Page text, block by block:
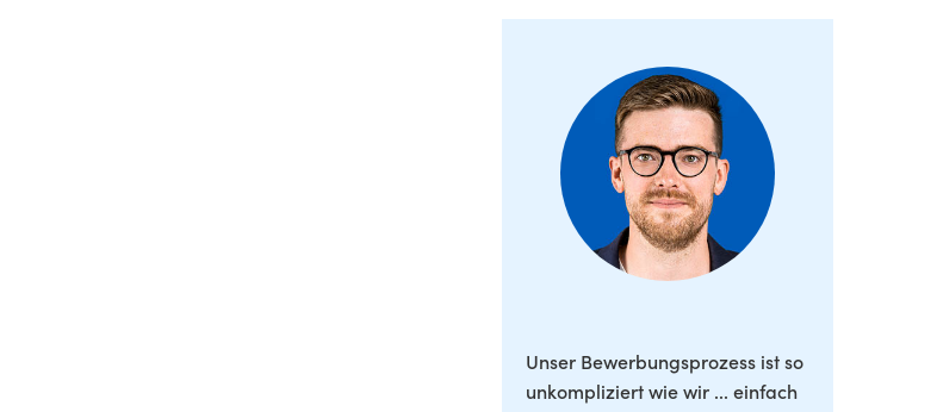
Unser Bewerbungsprozess ist so
unkompliziert wie wir ... einfach